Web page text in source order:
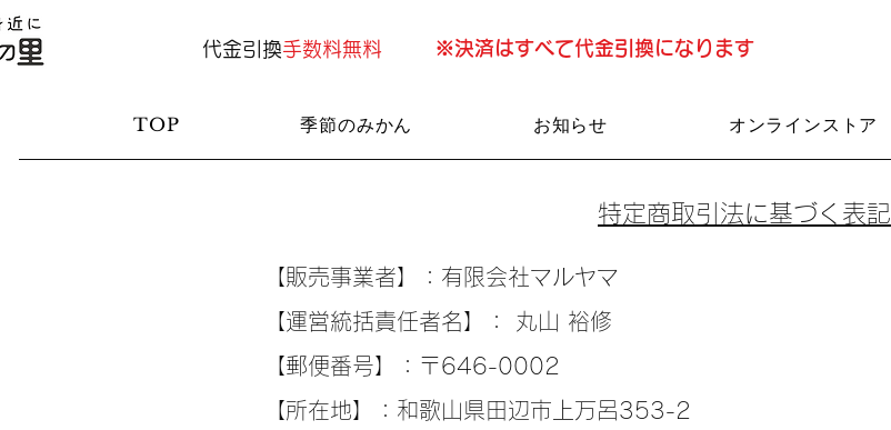
代金引換手数料無料 ​※決済はすべて代金引換になります
TOP 季節のみかん お知らせ オンラインストア
特定商取引法に基づく表記
【販売事業者】：有限会社マルヤマ
【運営統括責任者名】： 丸山 裕修
【郵便番号】：〒646-0002
【所在地】：和歌山県田辺市上万呂353-2